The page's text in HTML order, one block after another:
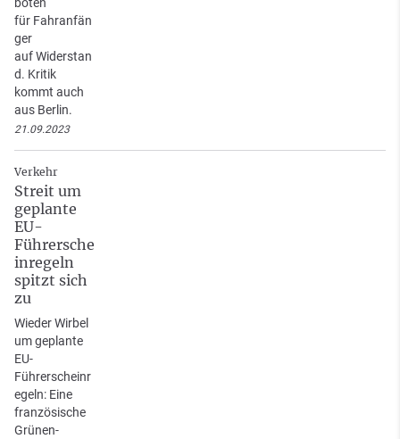
für Fahranfän
ger
auf Widerstan
d. Kritik
kommt auch
aus Berlin.
21.09.2023
Verkehr
Streit um
geplante
EU-
Führersche
inregeln
spitzt sich
zu
Wieder Wirbel
um geplante
EU-
Führerscheinr
egeln: Eine
französische
Grünen-